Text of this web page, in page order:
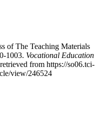
of The Teaching Materials
1003. Vocational Education
from https://so06.tci-
view/246524